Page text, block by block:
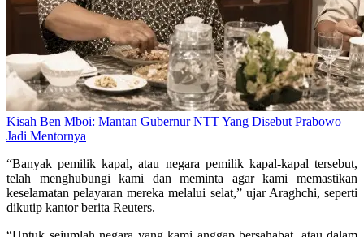
Kisah Ben Mboi: Mantan Gubernur NTT Yang Disebut Prabowo
Jadi Mentornya
“Banyak pemilik kapal, atau negara pemilik kapal-kapal tersebut,
telah menghubungi kami dan meminta agar kami memastikan
keselamatan pelayaran mereka melalui selat,” ujar Araghchi, seperti
dikutip kantor berita Reuters.